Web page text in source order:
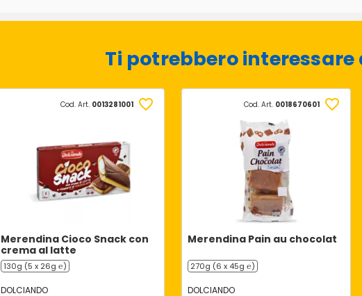
Ti potrebbero interessare
Cod. Art. 0013281001
Merendina Cioco Snack con
crema al latte
130g (5 x 26g ℮)
DOLCIANDO
Cod. Art. 0018670601
Merendina Pain au chocolat
270g (6 x 45g ℮)
DOLCIANDO